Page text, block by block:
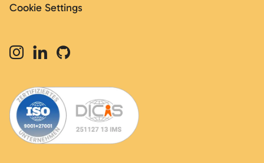
Cookie Settings